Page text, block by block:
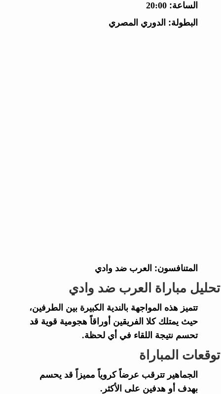
الساعة: 20:00
البطولة: الدوري المصري
المتنافسون: العرب ضد وادي
تحليل مباراة العرب ضد وادي
تتميز هذه المواجهة بالندية الكبيرة بين الطرفين،
حيث يمتلك كلا الفريقين أوراقاً هجومية قوية قد
تحسم نتيجة اللقاء في أي لحظة.
توقعات المباراة
الجماهير تترقب عرضاً كروياً مميزاً قد يحسم
بهدف أو هدفين على الأكثر.